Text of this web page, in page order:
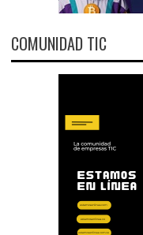
COMUNIDAD TIC